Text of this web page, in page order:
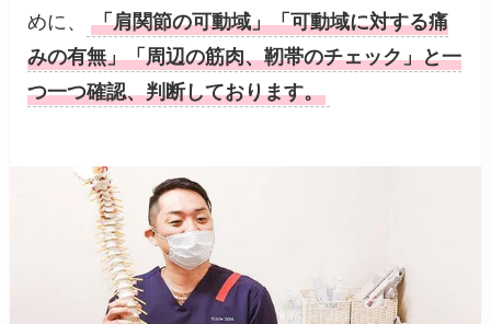
めに、
「肩関節の可動域」「可動域に対する痛
みの有無」「周辺の筋肉、靭帯のチェック」と一
つ一つ確認、判断しております。